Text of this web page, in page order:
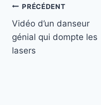
Navigation
de
l’article
PRÉCÉDENT
Vidéo d’un danseur
génial qui dompte les
lasers